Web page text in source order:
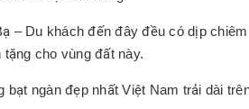
– Du khách đến đây đều có dịp
tặng cho vùng đất này.
bạt ngàn đẹp nhất Việt Nam trải dài